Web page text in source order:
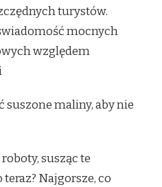
turystów.
mocnych
względem
suszone maliny, aby nie
susząc te
Najgorsze, co